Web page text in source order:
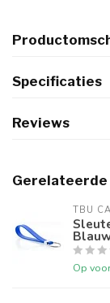
Specificaties
Reviews
TBU
Op